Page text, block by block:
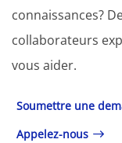
connaissances?
collaborateurs
vous aider.
Soumettre une
Appelez-nous